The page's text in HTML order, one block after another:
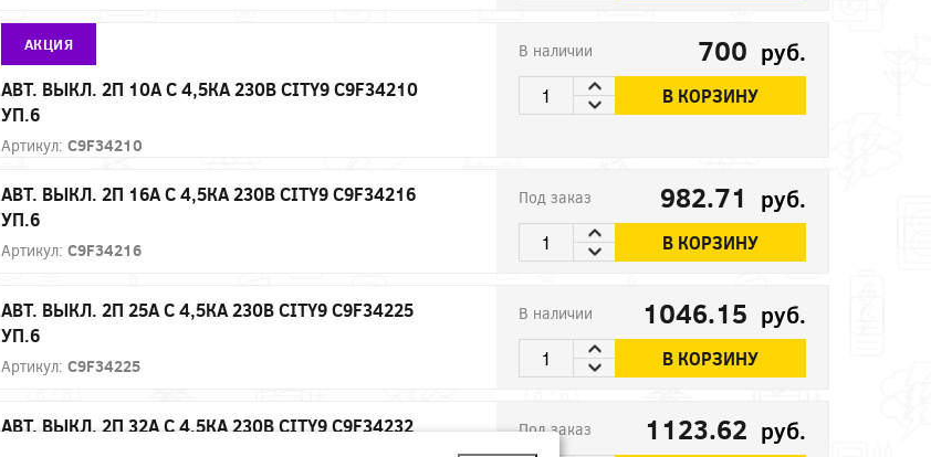
АКЦИЯ
АВТ. ВЫКЛ. 2П 10А С 4,5КА 230В CITY9 C9F34210
УП.6
Артикул: C9F34210
В наличии 700 руб.
В КОРЗИНУ
АВТ. ВЫКЛ. 2П 16А С 4,5КА 230В CITY9 C9F34216
УП.6
Артикул: C9F34216
Под заказ 982.71 руб.
В КОРЗИНУ
АВТ. ВЫКЛ. 2П 25А С 4,5КА 230В CITY9 C9F34225
УП.6
Артикул: C9F34225
В наличии 1046.15 руб.
В КОРЗИНУ
АВТ. ВЫКЛ. 2П 32А С 4,5КА 230В CITY9 C9F34232
Под заказ 1123.62 руб.